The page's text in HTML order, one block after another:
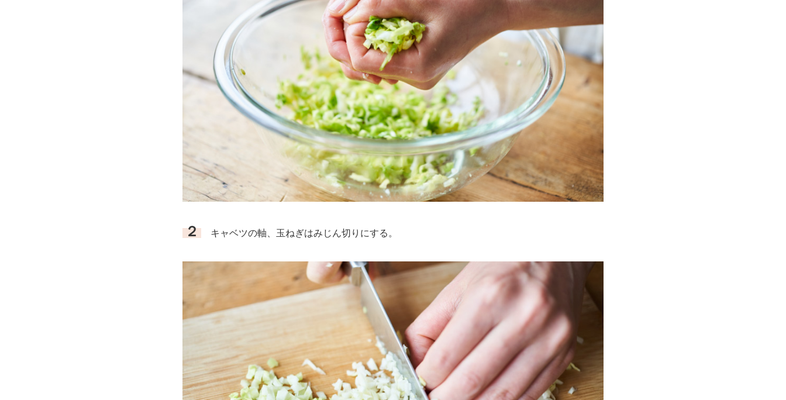
２ キャベツの軸、玉ねぎはみじん切りにする。